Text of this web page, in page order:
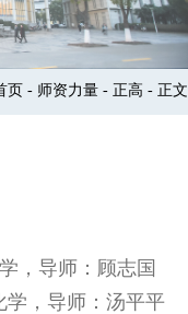
页 - 师资力量 - 正高 - 正文
，导师：顾志国
学，导师：汤平平